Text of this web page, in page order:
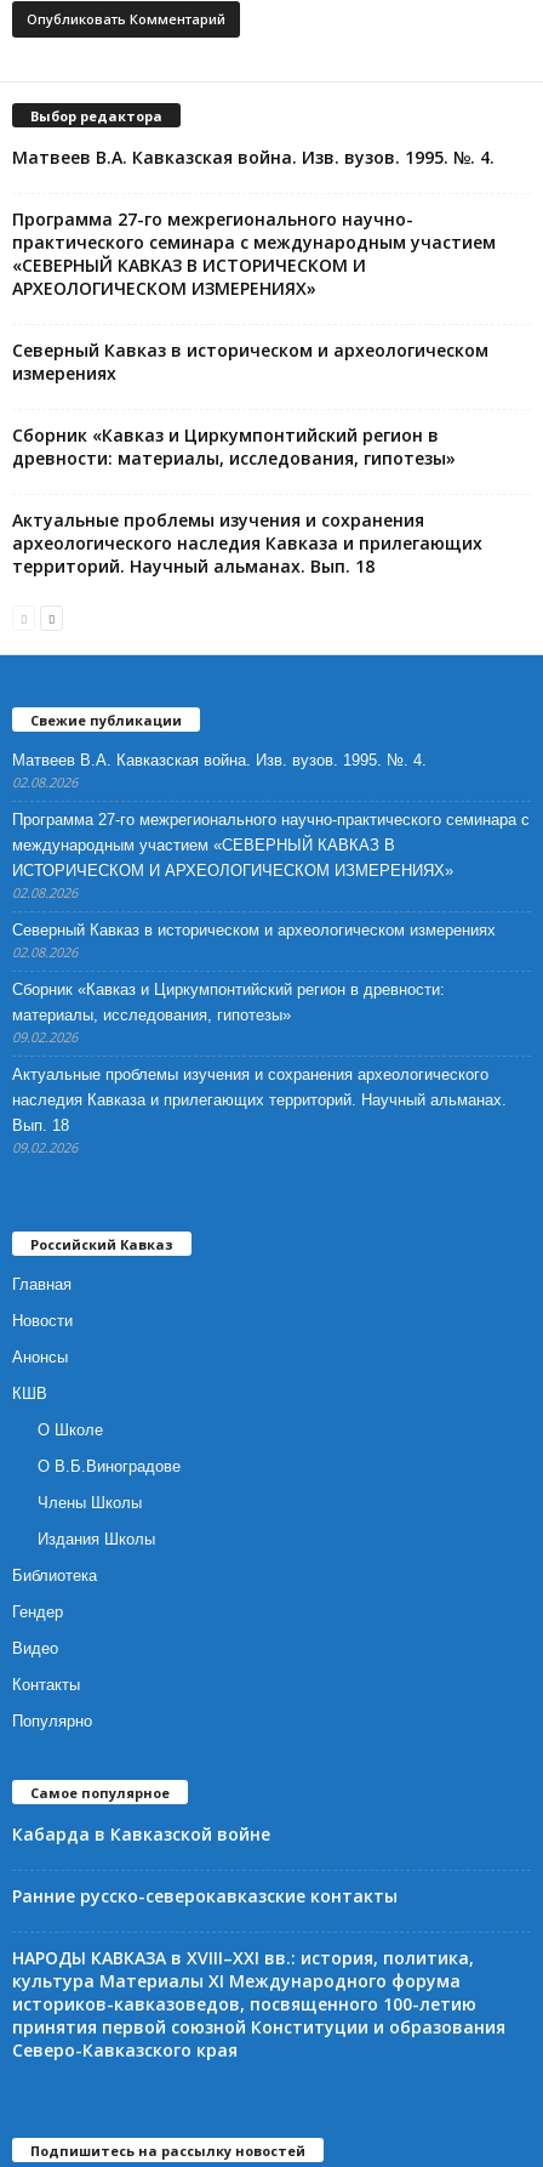
Выбор редактора
Матвеев В.А. Кавказская война. Изв. вузов. 1995. №. 4.
Программа 27-го межрегионального научно-
практического семинара с международным участием
«СЕВЕРНЫЙ КАВКАЗ В ИСТОРИЧЕСКОМ И
АРХЕОЛОГИЧЕСКОМ ИЗМЕРЕНИЯХ»
Северный Кавказ в историческом и археологическом
измерениях
Сборник «Кавказ и Циркумпонтийский регион в
древности: материалы, исследования, гипотезы»
Актуальные проблемы изучения и сохранения
археологического наследия Кавказа и прилегающих
территорий. Научный альманах. Вып. 18
Свежие публикации
Матвеев В.А. Кавказская война. Изв. вузов. 1995. №. 4.
02.08.2026
Программа 27-го межрегионального научно-практического семинара с
международным участием «СЕВЕРНЫЙ КАВКАЗ В
ИСТОРИЧЕСКОМ И АРХЕОЛОГИЧЕСКОМ ИЗМЕРЕНИЯХ»
02.08.2026
Северный Кавказ в историческом и археологическом измерениях
02.08.2026
Сборник «Кавказ и Циркумпонтийский регион в древности:
материалы, исследования, гипотезы»
09.02.2026
Актуальные проблемы изучения и сохранения археологического
наследия Кавказа и прилегающих территорий. Научный альманах.
Вып. 18
09.02.2026
Российский Кавказ
Главная
Новости
Анонсы
КШВ
О Школе
О В.Б.Виноградове
Члены Школы
Издания Школы
Библиотека
Гендер
Видео
Контакты
Популярно
Самое популярное
Кабарда в Кавказской войне
Ранние русско-северокавказские контакты
НАРОДЫ КАВКАЗА в XVIII–XXI вв.: история, политика,
культура Материалы XI Международного форума
историков-кавказоведов, посвященного 100-летию
принятия первой союзной Конституции и образования
Северо-Кавказского края
Подпишитесь на рассылку новостей